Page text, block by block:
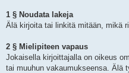
1 § Noudata lakeja
Älä kirjoita tai linkitä mitään, mikä
2 § Mielipiteen vapaus
Jokaisella kirjoittajalla on oikeus
tai muuhun vakaumukseensa. Älä